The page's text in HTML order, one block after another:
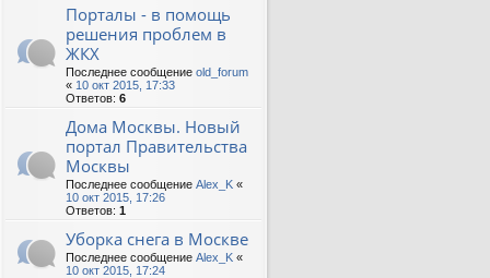
Порталы - в помощь
решения проблем в
ЖКХ
Последнее сообщение old_forum
« 10 окт 2015, 17:33
Ответов: 6
Дома Москвы. Новый
портал Правительства
Москвы
Последнее сообщение Alex_K «
10 окт 2015, 17:26
Ответов: 1
Уборка снега в Москве
Последнее сообщение Alex_K «
10 окт 2015, 17:24